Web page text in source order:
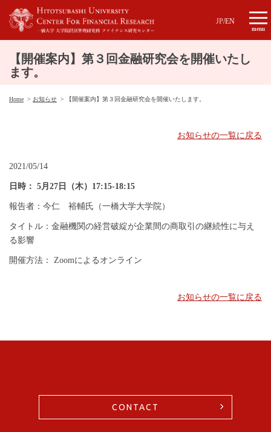
JP/EN
menu
【開催案内】第３回金融研究会を開催いたし
ます。
Home お知らせ 【開催案内】第３回金融研究会を開催いたします。
お知らせの一覧に戻る
2021/05/14
日時： 5月27日（木）17:15-18:15
報告者：今仁 裕輔氏（一橋大学大学院）
タイトル： 金融機関の経営破綻が企業間の商取引の継続性に与え
る影響
開催方法： Zoomによるオンライン
お知らせの一覧に戻る
CONTACT